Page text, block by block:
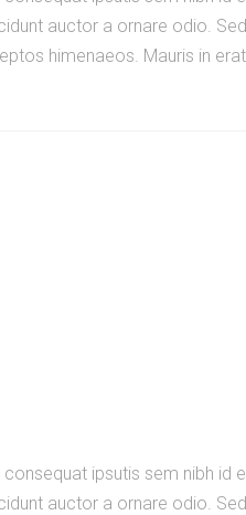
auctor a ornare odio.
himenaeos. Mauris in
ipsutis sem nibh id
auctor a ornare odio.